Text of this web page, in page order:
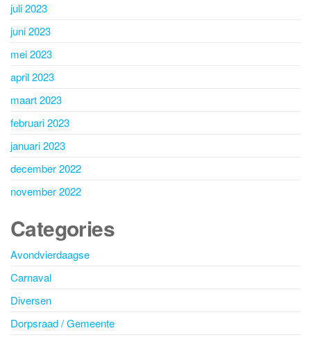
juli 2023
juni 2023
mei 2023
april 2023
maart 2023
februari 2023
januari 2023
december 2022
november 2022
Categories
Avondvierdaagse
Carnaval
Diversen
Dorpsraad / Gemeente